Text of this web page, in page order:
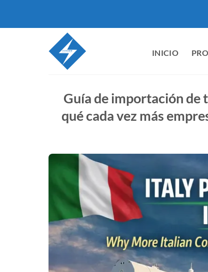
contenido
INICIO
Guía de importación de
qué cada vez más